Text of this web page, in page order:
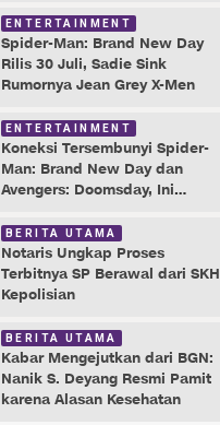
ENTERTAINMENT
Spider-Man: Brand New Day
Rilis 30 Juli, Sadie Sink
Rumornya Jean Grey X-Men
ENTERTAINMENT
Koneksi Tersembunyi Spider-
Man: Brand New Day dan
Avengers: Doomsday, Ini
BERITA UTAMA
Notaris Ungkap Proses
Terbitnya SP Berawal dari SKH
Kepolisian
BERITA UTAMA
Kabar Mengejutkan dari BGN:
Nanik S. Deyang Resmi Pamit
karena Alasan Kesehatan